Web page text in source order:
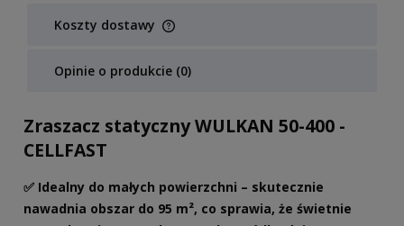
Koszty dostawy
Cena nie zawiera ewentualnych kosztów płatności
Opinie o produkcie (0)
Zraszacz statyczny WULKAN 50-400 -
CELLFAST
✅ Idealny do małych powierzchni – skutecznie
nawadnia obszar do 95 m², co sprawia, że świetnie